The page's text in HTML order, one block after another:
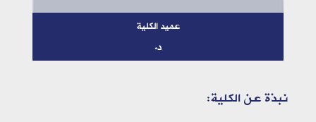
نبذة عن الكلية:
عميد الكلية
د.